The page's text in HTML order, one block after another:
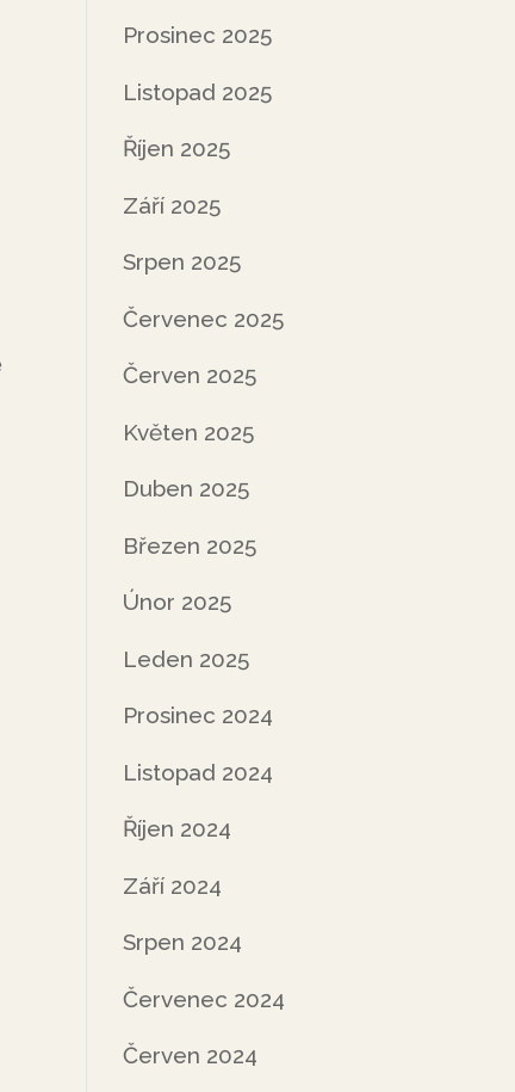
Prosinec 2025
Listopad 2025
Říjen 2025
Září 2025
Srpen 2025
Červenec 2025
Červen 2025
Květen 2025
Duben 2025
Březen 2025
Únor 2025
Leden 2025
Prosinec 2024
Listopad 2024
Říjen 2024
Září 2024
Srpen 2024
Červenec 2024
Červen 2024